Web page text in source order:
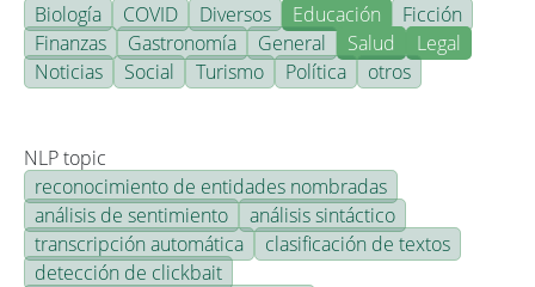
Biología
COVID Diversos Educación
Ficción
Finanzas
Gastronomía General Salud
Legal
Noticias
Social Turismo Política otros
NLP topic
reconocimiento de entidades nombradas
análisis de sentimiento
análisis sintáctico
transcripción automática
clasificación de textos
detección de clickbait